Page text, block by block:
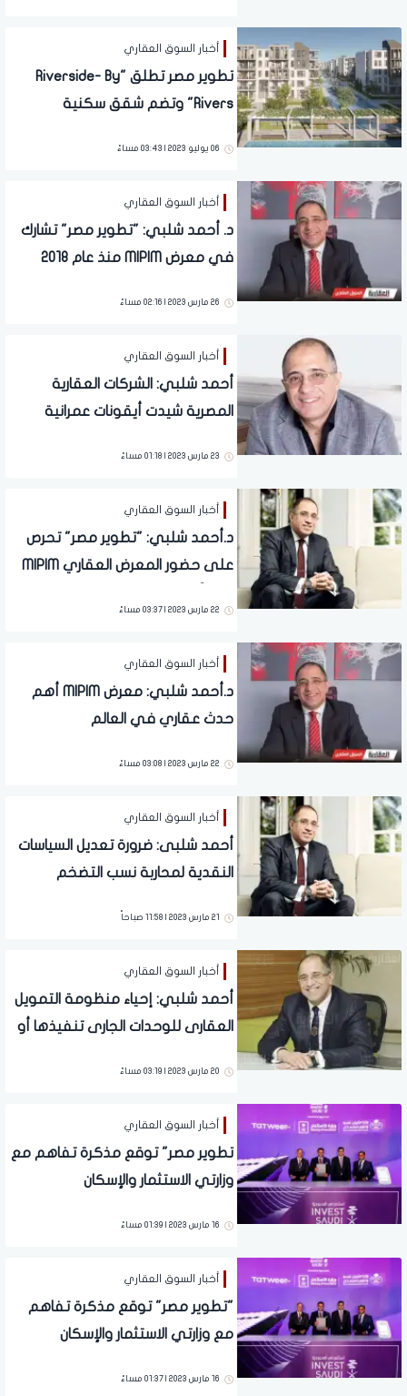
أخبار السوق العقاري
تطوير مصر تطلق "Riverside- By
Rivers" وتضم شقق سكنية
06 يوليو 2023 | 03:43 مساءً
أخبار السوق العقاري
د. أحمد شلبي: "تطوير مصر" تشارك
في معرض MIPIM منذ عام 2018
26 مارس 2023 | 02:16 مساءً
أخبار السوق العقاري
أحمد شلبي: الشركات العقارية
المصرية شيدت أيقونات عمرانية
23 مارس 2023 | 01:18 مساءً
أخبار السوق العقاري
د.أحمد شلبي: "تطوير مصر" تحرص
على حضور المعرض العقاري MIPIM
الاستثمارية
22 مارس 2023 | 03:37 مساءً
أخبار السوق العقاري
د.أحمد شلبي: معرض MIPIM أهم
حدث عقاري في العالم
22 مارس 2023 | 03:08 مساءً
أخبار السوق العقاري
أحمد شلبى: ضرورة تعديل السياسات
النقدية لمحاربة نسب التضخم
21 مارس 2023 | 11:58 صباحاً
أخبار السوق العقاري
أحمد شلبي: إحياء منظومة التمويل
العقارى للوحدات الجارى تنفيذها أو
20 مارس 2023 | 03:19 مساءً
أخبار السوق العقاري
تطوير مصر" توقع مذكرة تفاهم مع
وزارتي الاستثمار والإسكان
لبحث الفرص الاستثمارية بالمملكة
16 مارس 2023 | 01:39 مساءً
أخبار السوق العقاري
"تطوير مصر" توقع مذكرة تفاهم
مع وزارتي الاستثمار والإسكان
16 مارس 2023 | 01:37 مساءً